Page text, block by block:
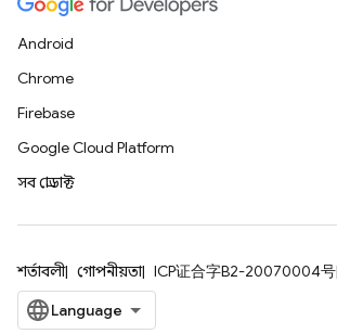
Android
Chrome
Firebase
Google Cloud Platform
সব প্রোডাক্ট
শর্তাবলী গোপনীয়তা ICP证合字B2-20070004号